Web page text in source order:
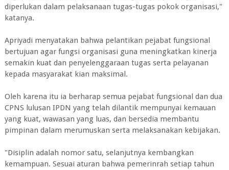
diperlukan dalam pelaksanaan tugas-tugas pokok organisasi,"
katanya.
Apriyadi menyatakan bahwa pelantikan pejabat fungsional
bertujuan agar fungsi organisasi guna meningkatkan kinerja
semakin kuat dan penyelenggaraan tugas serta pelayanan
kepada masyarakat kian maksimal.
Oleh karena itu ia berharap semua pejabat fungsional dan dua
CPNS lulusan IPDN yang telah dilantik mempunyai kemauan
yang kuat, wawasan yang luas, dan bersedia membantu
pimpinan dalam merumuskan serta melaksanakan kebijakan.
"Disiplin adalah nomor satu, selanjutnya kembangkan
kemampuan. Sesuai aturan bahwa pemerinrah setiap tahun